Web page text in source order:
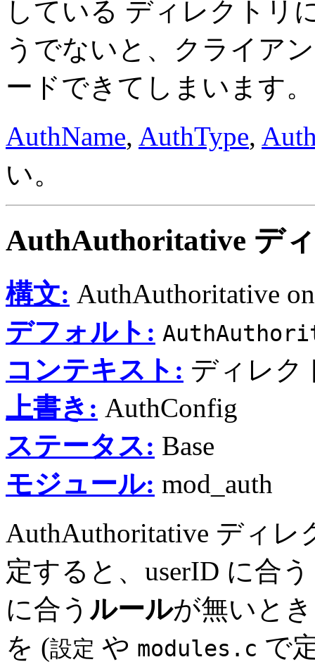
している ディレクトリ
うでないと、クライア
ードできてしまいます。
AuthName, AuthType,
い。
AuthAuthoritative デ
構文: AuthAuthoritative
デフォルト:
コンテキスト: ディレク
上書き: AuthConfig
ステータス: Base
モジュール: mod_auth
AuthAuthoritative ディ
定すると、userID に合
に合う ルールが無いと
を (設定 や modules.c で